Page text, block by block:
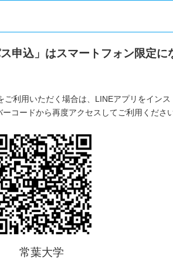
申込」はスマートフォン限定に
ご利用いただく場合は、LINEアプリをイン
コードから再度アクセスしてご利用ください
常葉大学